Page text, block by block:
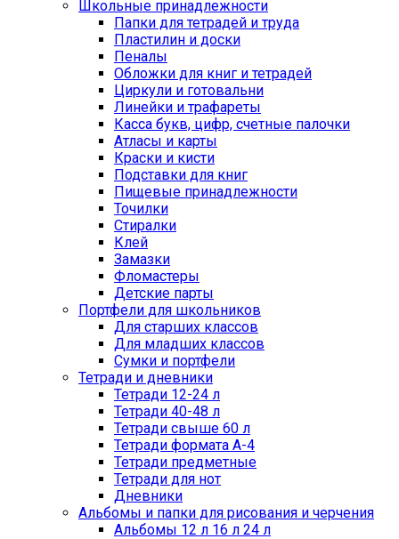
Школьные принадлежности
Папки для тетрадей и труда
Пластилин и доски
Пеналы
Обложки для книг и тетрадей
Циркули и готовальни
Линейки и трафареты
Касса букв, цифр, счетные палочки
Атласы и карты
Краски и кисти
Подставки для книг
Пищевые принадлежности
Точилки
Стиралки
Клей
Замазки
Фломастеры
Детские парты
Портфели для школьников
Для старших классов
Для младших классов
Сумки и портфели
Тетради и дневники
Тетради 12-24 л
Тетради 40-48 л
Тетради свыше 60 л
Тетради формата А-4
Тетради предметные
Тетради для нот
Дневники
Альбомы и папки для рисования и черчения
Альбомы 12 л 16 л 24 л